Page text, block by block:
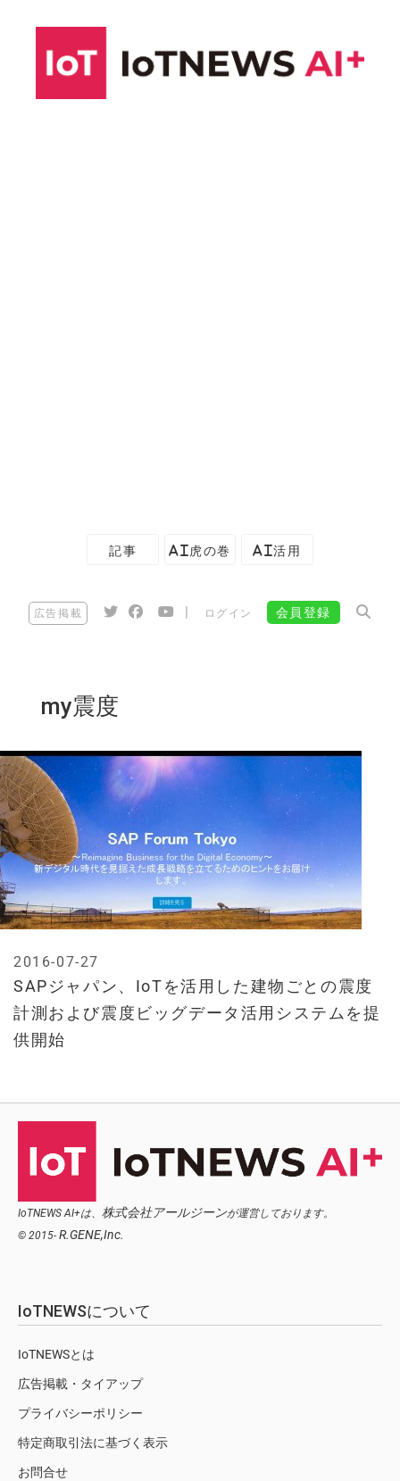
記事 AI虎の巻 AI活用
広告掲載 ログイン 会員登録
my震度
SAPジャパン、IoTを活用した建物ごとの震度
計測および震度ビッグデータ活用システムを提
供開始
2016-07-27
IoTNEWS AI+は、 株式会社アールジーンが運営しております。
© 2015- R.GENE,Inc.
IoTNEWSについて
IoTNEWSとは
広告掲載・タイアップ
プライバシーポリシー
特定商取引法に基づく表示
お問合せ